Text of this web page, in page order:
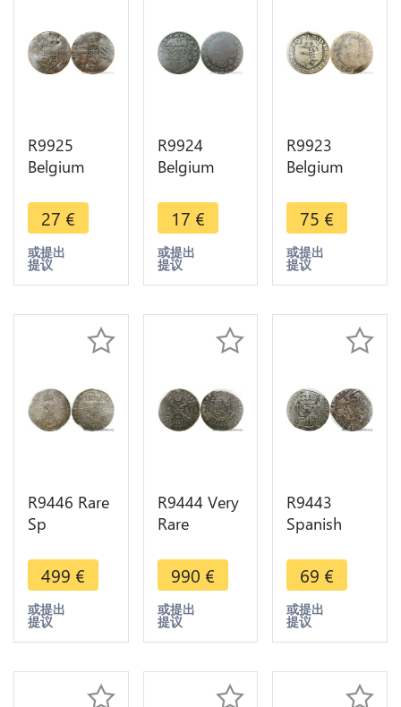
R9925
Belgium
Netherlands
1 Liard
Felipe IV
1652
Make Offer
27 €
或提出
提议
R9924
Belgium
Liards John
Theodore
Bavaria
1752 ->
17 €
或提出
提议
R9923
Belgium
Epoque
Double
Escarlin
John
Bavaria
75 €
或提出
提议
R9446 Rare
Sp
Brabant
Patagon
Philip IV
1622 Main
Silver
499 €
或提出
提议
R9444 Very
Rare
Brabant 1/4
Patagon
Philip IV
1654
Silver
990 €
或提出
提议
R9443
Spanish
Brabant
Escalin
Philip IV
1623 Lis
Silver
69 €
或提出
提议